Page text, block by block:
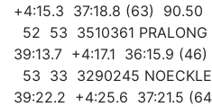
+4:15.3 37:18.8 (63) 90.50
52 53 3510361
39:13.7 +4:17.1 36:15.9
53 33 3290245
39:22.2 +4:25.6 37:21.5